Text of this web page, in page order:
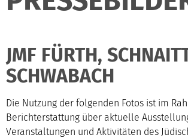
JMF FÜRTH,
SCHWABACH
Die Nutzung der folgenden Fotos ist im
Berichterstattung über aktuelle
Veranstaltungen und Aktivitäten des